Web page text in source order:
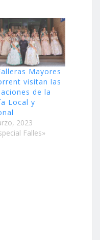
Mayores
visitan las
de la
Local y
2023
Falles»